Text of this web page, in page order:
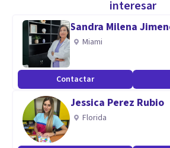
interesar
Sandra Milena
Miami
Contactar
Jessica Perez Rubio
Florida